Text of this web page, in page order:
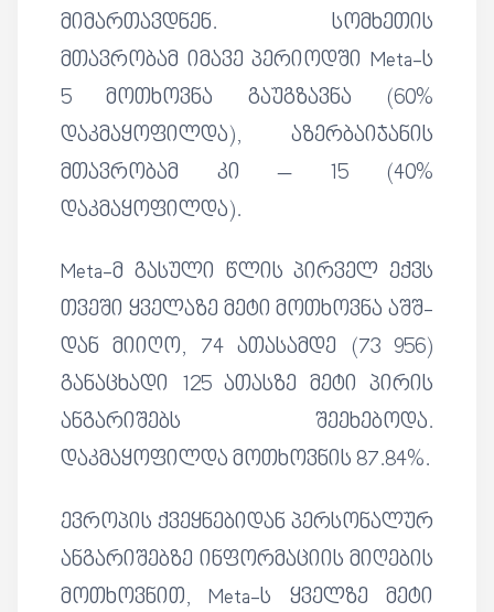
მიმართავდნენ. სომხეთის
მთავრობამ იმავე პერიოდში Meta-ს
5 მოთხოვნა გაუგზავნა (60%
დაკმაყოფილდა), აზერბაიჯანის
მთავრობამ კი – 15 (40%
დაკმაყოფილდა).
Meta-მ გასული წლის პირველ ექვს
თვეში ყველაზე მეტი მოთხოვნა აშშ-
დან მიიღო, 74 ათასამდე (73 956)
განაცხადი 125 ათასზე მეტი პირის
ანგარიშებს შეეხებოდა.
დაკმაყოფილდა მოთხოვნის 87.84%.
ევროპის ქვეყნებიდან პერსონალურ
ანგარიშებზე ინფორმაციის მიღების
მოთხოვნით, Meta-ს ყველზე მეტი